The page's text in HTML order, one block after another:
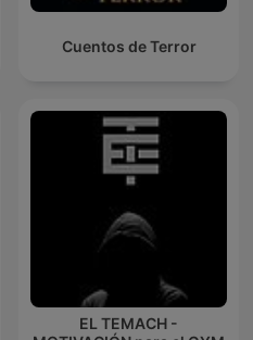
Cuentos de Terror
EL TEMACH -